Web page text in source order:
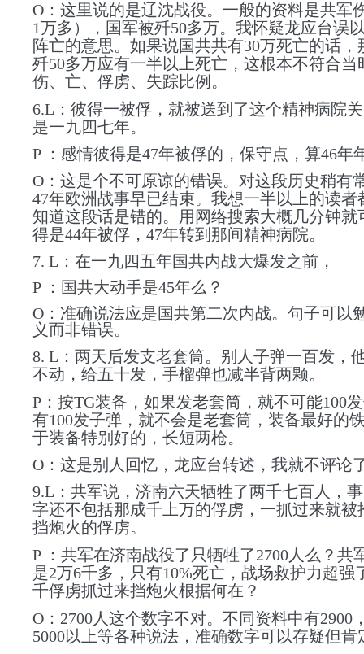
O：这里说的是辽沈战役。一般的资料是共军
1万多），国军被歼50多万。我怀疑龙应台误
阵亡的意思。如果说国共共有30万死亡的话，
歼50多万应有一半以上死亡，这根本不符合当
伤、亡、俘虏、失踪比例。
6.L：彼得一被俘，就被送到了这个精神病院
是一九四七年。
P ：感情彼得是47年被俘的，保守点，算46年
O：这是个不可原谅的错误。对这段历史稍有
47年欧洲战事早已结束。我想一半以上的读者
知道这段话是错的。用网络搜索大概几分钟就
得是44年被俘，47年转到那间精神病院。
7. L：在一九四五年国共内战大爆发之前，
P ：国共大动手是45年么？
O：准确说法应是国共第二次内战。句子可以
义而非错误。
8. L：两天后发支老套筒。别人子弹一百发，
不动，给五十发，手榴弹也减半背两颗。
P：按TG装备，如果发老套筒，就不可能100
有100发子弹，就不会是老套筒，装备最好的
于装备特别好的，长短两枪。
O：这是别人回忆，龙应台转述，我就不评论
9.L：共军说，济南六天牺牲了两千七百人，
字还不包括那成千上万的俘虏，一抓过来就被
挡炮火的俘虏。
P ：共军在济南战役了只牺牲了2700人么？共
是2万6千多，只有10%死亡，战场救护力超强
千俘虏抓过来挡炮火根据何在？
O：2700人这个数字不对。不同资料中有2900
5000以上等各种说法，准确数字可以存疑但肯